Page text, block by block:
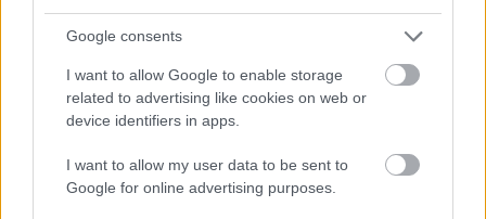
Google consents
I want to allow Google to enable storage
related to advertising like cookies on web or
device identifiers in apps.
I want to allow my user data to be sent to
Google for online advertising purposes.
Κλειστό και σήμερα το πορθμείο Ρίου –
Αντιρρίου